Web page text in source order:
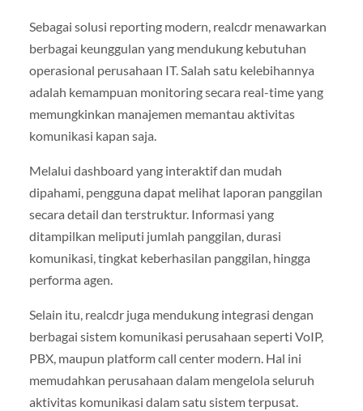
Sebagai solusi reporting modern, realcdr menawarkan
berbagai keunggulan yang mendukung kebutuhan
operasional perusahaan IT. Salah satu kelebihannya
adalah kemampuan monitoring secara real-time yang
memungkinkan manajemen memantau aktivitas
komunikasi kapan saja.
Melalui dashboard yang interaktif dan mudah
dipahami, pengguna dapat melihat laporan panggilan
secara detail dan terstruktur. Informasi yang
ditampilkan meliputi jumlah panggilan, durasi
komunikasi, tingkat keberhasilan panggilan, hingga
performa agen.
Selain itu, realcdr juga mendukung integrasi dengan
berbagai sistem komunikasi perusahaan seperti VoIP,
PBX, maupun platform call center modern. Hal ini
memudahkan perusahaan dalam mengelola seluruh
aktivitas komunikasi dalam satu sistem terpusat.